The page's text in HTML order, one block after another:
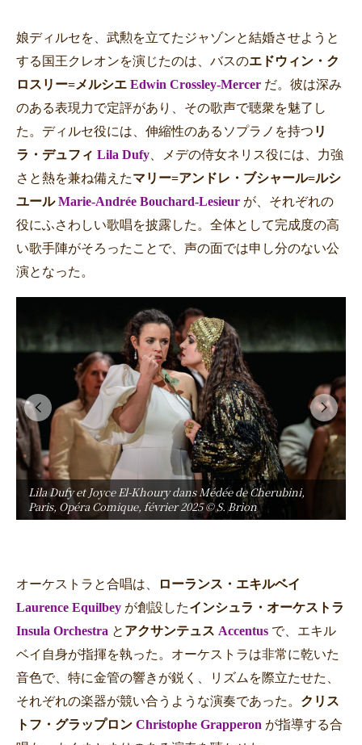
娘ディルセを、武勲を立てたジャゾンと結婚させようと
する国王クレオンを演じたのは、バスのエドウィン・ク
ロスリー=メルシエ Edwin Crossley-Mercer だ。彼は深み
のある表現力で定評があり、その歌声で聴衆を魅了し
た。ディルセ役には、伸縮性のあるソプラノを持つ リ
ラ・デュフィ Lila Dufy 、メデの侍女ネリス役には、力強
さと熱を兼ね備えたマリー=アンドレ・ブシャール=ルシ
ユールMarie-Andrée Bouchard-Lesieur が、それぞれの
役にふさわしい歌唱を披露した。全体として完成度の高
い歌手陣がそろったことで、声の面では申し分のない公
演となった。
Lila Dufy et Joyce El-Khoury dans Médée de Cherubini,
Paris, Opéra Comique, février 2025 © S. Brion
オーケストラと合唱は、
ローランス・エキルベイ
Laurence Equilbey が創設したインシュラ・オーケストラ
Insula Orchestra と アクサンテュス Accentus で、エキル
ベイ自身が指揮を執った。オーケストラは非常に乾いた
音色で、特に金管の響きが鋭く、リズムを際立たせた、
それぞれの楽器が競い合うような演奏であった。 クリス
トフ・グラップロン Christophe Grapperon が指導する合